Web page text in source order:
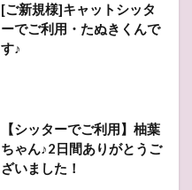
[ご新規様]キャットシッタ
ーでご利用・たぬきくんで
す♪
【シッターでご利用】柚葉
ちゃん♪2日間ありがとうご
ざいました！